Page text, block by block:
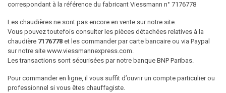
correspondant à la référence du fabricant Viessmann n° 7176778
Les chaudières ne sont pas encore en vente sur notre site.
Vous pouvez toutefois consulter les pièces détachées relatives à la
chaudière 7176778 et les commander par carte bancaire ou via Paypal
sur notre site www.viessmannexpress.com.
Les transactions sont sécurisées par notre banque BNP Paribas.
Pour commander en ligne, il vous suffit d’ouvrir un compte particulier ou
professionnel si vous êtes chauffagiste.